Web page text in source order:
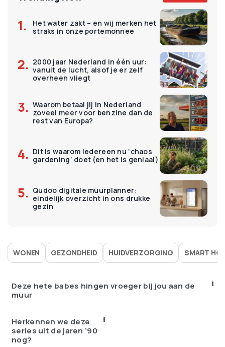
Het water zakt – en wij merken het
straks in onze portemonnee
2000 jaar Nederland in één uur:
vanuit de lucht, alsof je er zelf
overheen vliegt
Waarom betaal jij in Nederland
zoveel meer voor benzine dan de
rest van Europa?
Dit is waarom iedereen nu ‘chaos
gardening’ doet (en het is geniaal)
Qudoo digitale muurplanner:
eindelijk overzicht in ons drukke
gezin
WONEN GEZONDHEID HUIDVERZORGING SMART
Deze hete babes hingen vroeger bij jou aan de
muur
Herkennen we deze
series uit de jaren ’90
nog?